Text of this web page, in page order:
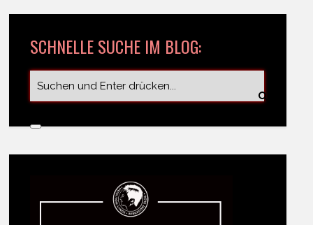
SCHNELLE SUCHE IM BLOG: